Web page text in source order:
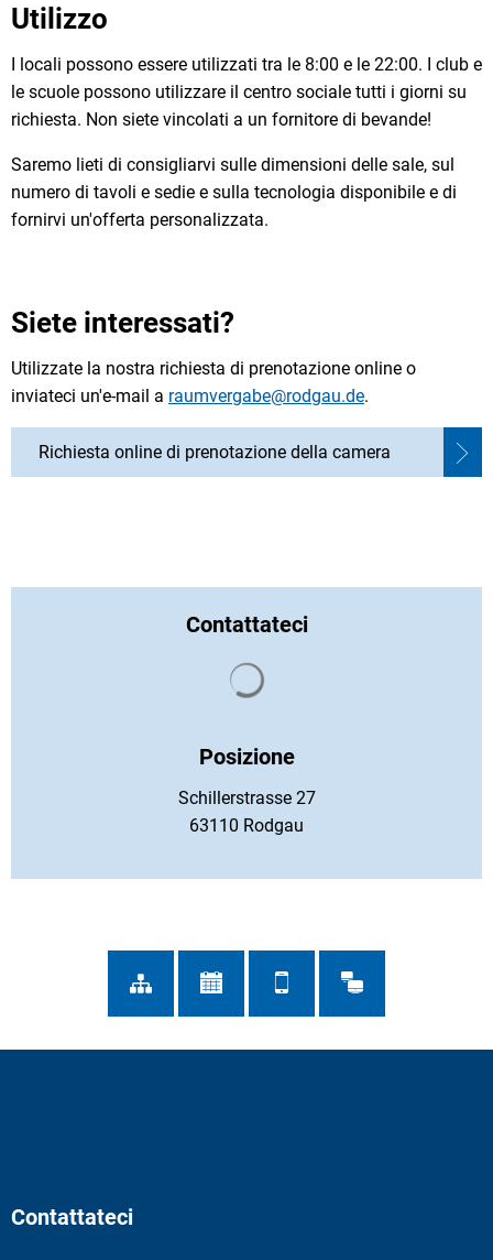
Utilizzo
I locali possono essere utilizzati tra le 8:00 e le 22:00. I club e
le scuole possono utilizzare il centro sociale tutti i giorni su
richiesta. Non siete vincolati a un fornitore di bevande!
Saremo lieti di consigliarvi sulle dimensioni delle sale, sul
numero di tavoli e sedie e sulla tecnologia disponibile e di
fornirvi un'offerta personalizzata.
Siete interessati?
Utilizzate la nostra richiesta di prenotazione online o
inviateci un'e-mail a raumvergabe@rodgau.de.
Richiesta online di prenotazione della camera
Contattateci
Posizione
Schillerstrasse 27
63110 Rodgau
Contattateci